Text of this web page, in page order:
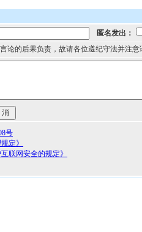
匿名发出：
论的后果负责，故请各位遵纪守法并注意
号
定》
联网安全的规定》